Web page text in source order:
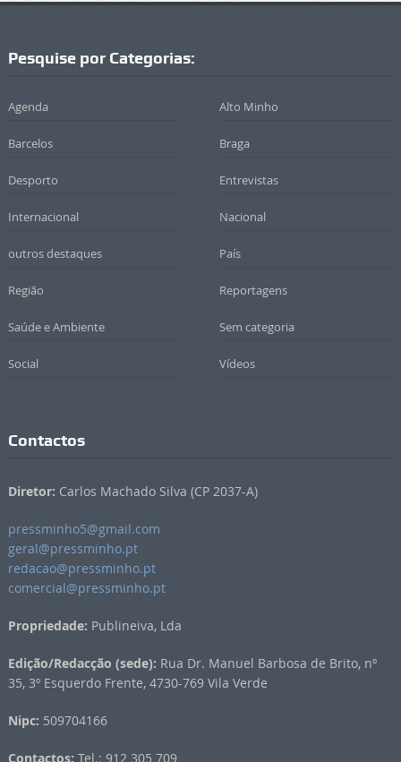
Pesquise por Categorias:
Agenda Alto Minho
Barcelos Braga
Desporto Entrevistas
Internacional Nacional
outros destaques País
Região Reportagens
Saúde e Ambiente Sem categoria
Social Vídeos
Contactos
Diretor: Carlos Machado Silva (CP 2037-A)
pressminho5@gmail.com
geral@pressminho.pt
redacao@pressminho.pt
comercial@pressminho.pt
Propriedade: Publineiva, Lda
Edição/Redacção (sede): Rua Dr. Manuel Barbosa de Brito, nº
35, 3º Esquerdo Frente, 4730-769 Vila Verde
Nipc: 509704166
Contactos: Tel.: 912 305 709